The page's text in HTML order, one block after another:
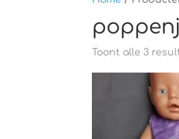
Toont alle 3